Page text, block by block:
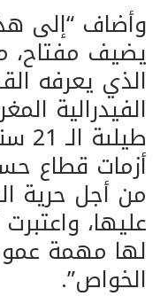
وأضاف “إلى
يضيف مفتاح،
الذي يعرفه
الفيدرالية
أزمات قطاع
من أجل حرية
عليها،
لها مهمة
الخواص”.